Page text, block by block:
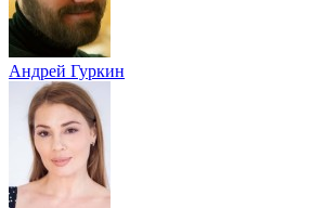
Андрей Гуркин